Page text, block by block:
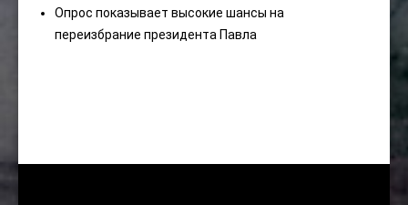
Опрос показывает высокие шансы на
переизбрание президента Павла